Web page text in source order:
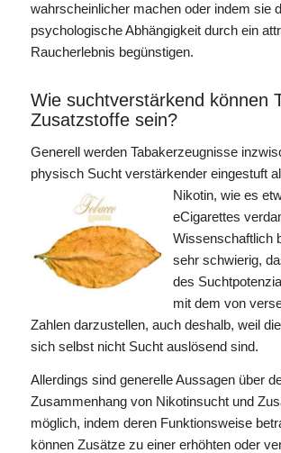
wahrscheinlicher machen oder indem sie
psychologische Abhängigkeit durch ein
Raucherlebnis begünstigen.
Wie suchtverstärkend können
Zusatzstoffe sein?
Generell werden Tabakerzeugnisse
physisch Sucht verstärkender eingestuft
Nikotin, wie es
eCigarettes
Wissenschaftlich
sehr schwierig,
des
mit dem von
Zahlen darzustellen, auch deshalb, weil
sich selbst nicht Sucht auslösend sind.
Allerdings sind generelle Aussagen über
Zusammenhang von Nikotinsucht und
möglich, indem deren Funktionsweise
können Zusätze zu einer erhöhten oder